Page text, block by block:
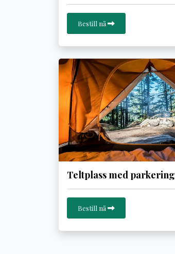
Bestill nå
Teltplass med parkering
Bestill nå